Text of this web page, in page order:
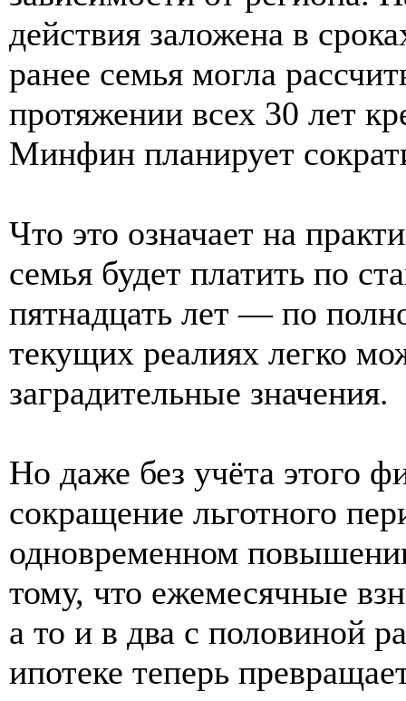
действия заложена в
ранее семья могла
протяжении всех 30 лет
Минфин планирует
Что это означает на
семья будет платить по
пятнадцать лет — по
текущих реалиях легко
заградительные значения.
Но даже без учёта этого
сокращение льготного
одновременном
тому, что ежемесячные
а то и в два с половиной
ипотеке теперь